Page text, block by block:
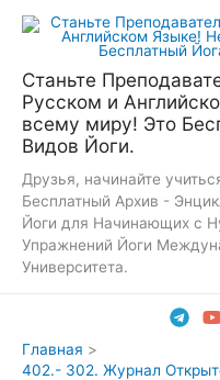
Перейти
Станьте
Русском и
всему миру! Это
Видов Йоги.
Друзья, начинайте
Бесплатный Архив -
Йоги для Начинающих с
Упражнений Йоги
Университета.
Главная
402.- 302. Журнал